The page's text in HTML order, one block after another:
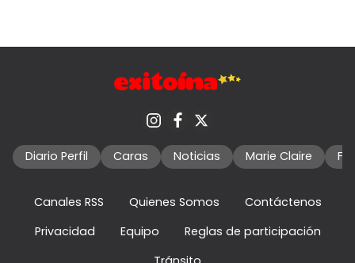
Diario Perfil Caras Noticias Marie Claire
Canales RSS Quienes Somos
Contáctenos
Privacidad
Equipo
Reglas de participación